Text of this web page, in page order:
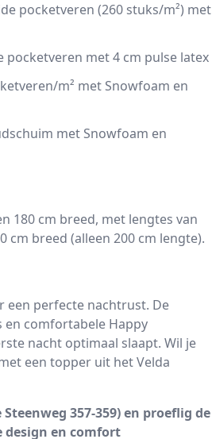
pocketveren (260 stuks/m²) met
pocketveren met 4 cm pulse latex
m² met Snowfoam en
met Snowfoam en
180 cm breed, met lengtes van
cm breed (alleen 200 cm lengte).
een perfecte nachtrust. De
comfortabele Happy
nacht optimaal slaapt. Wil je
een topper uit het Velda
357-359) en proeflig de
design en comfort